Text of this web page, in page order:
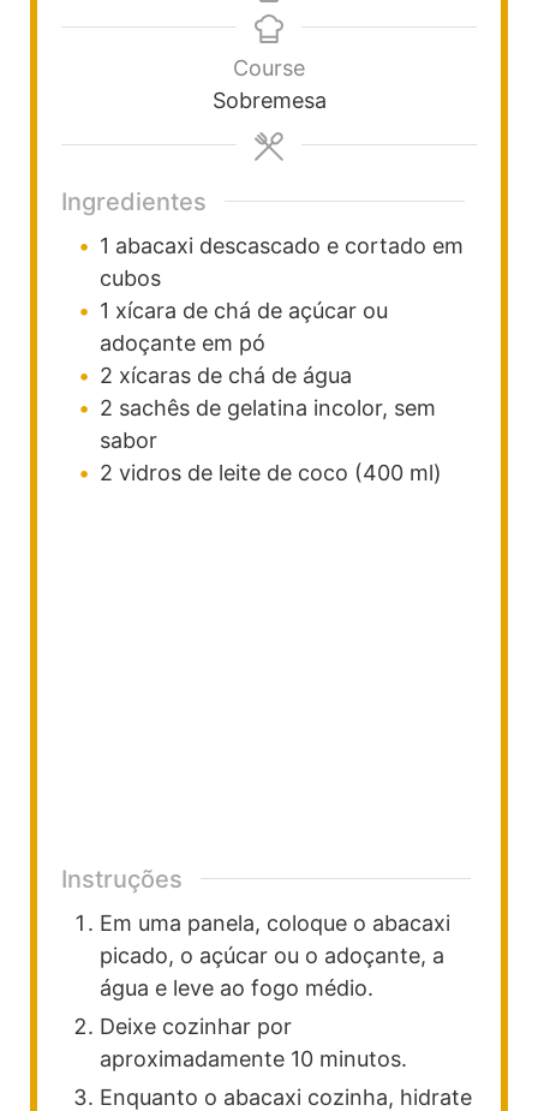
Course
Sobremesa
Ingredientes
1 abacaxi descascado e cortado em
cubos
1 xícara de chá de açúcar ou
adoçante em pó
2 xícaras de chá de água
2 sachês de gelatina incolor, sem
sabor
2 vidros de leite de coco (400 ml)
Instruções
Em uma panela, coloque o abacaxi
picado, o açúcar ou o adoçante, a
água e leve ao fogo médio.
Deixe cozinhar por
aproximadamente 10 minutos.
Enquanto o abacaxi cozinha, hidrate